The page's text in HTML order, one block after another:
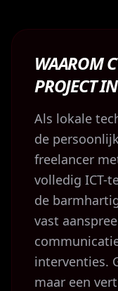
WAAROM
PROJECT
Als lokale
de
freelancer
volledig ICT-
de
vast
interventies.
maar een